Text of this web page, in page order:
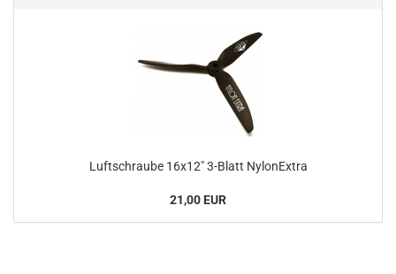
Luftschraube 16x12" 3-Blatt NylonExtra
21,00 EUR